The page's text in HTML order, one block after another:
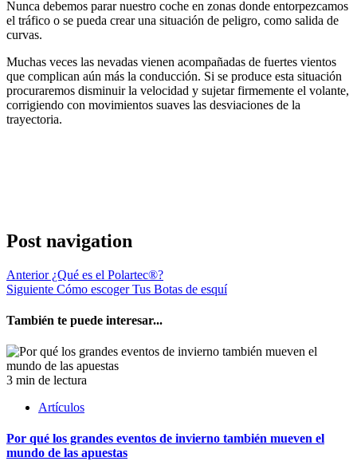
Nunca debemos parar nuestro coche en zonas donde entorpezcamos
el tráfico o se pueda crear una situación de peligro, como salida de
curvas.
Muchas veces las nevadas vienen acompañadas de fuertes vientos
que complican aún más la conducción. Si se produce esta situación
procuraremos disminuir la velocidad y sujetar firmemente el volante,
corrigiendo con movimientos suaves las desviaciones de la
trayectoria.
Post navigation
Anterior¿Qué es el Polartec®?
Siguiente Cómo escoger Tus Botas de esquí
También te puede interesar...
3 min de lectura
Artículos
Por qué los grandes eventos de invierno también mueven el
mundo de las apuestas